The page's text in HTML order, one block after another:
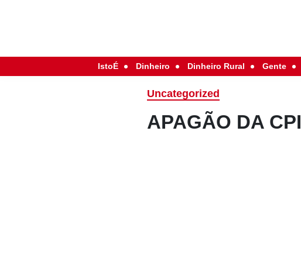
IstoÉ Dinheiro Dinheiro Rural Gente
Uncategorized
APAGÃO DA CPI